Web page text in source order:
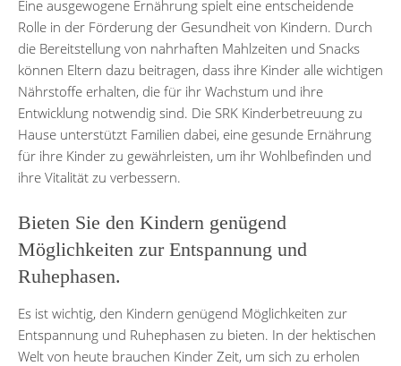
Eine ausgewogene Ernährung spielt eine entscheidende
Rolle in der Förderung der Gesundheit von Kindern. Durch
die Bereitstellung von nahrhaften Mahlzeiten und Snacks
können Eltern dazu beitragen, dass ihre Kinder alle wichtigen
Nährstoffe erhalten, die für ihr Wachstum und ihre
Entwicklung notwendig sind. Die SRK Kinderbetreuung zu
Hause unterstützt Familien dabei, eine gesunde Ernährung
für ihre Kinder zu gewährleisten, um ihr Wohlbefinden und
ihre Vitalität zu verbessern.
Bieten Sie den Kindern genügend
Möglichkeiten zur Entspannung und
Ruhephasen.
Es ist wichtig, den Kindern genügend Möglichkeiten zur
Entspannung und Ruhephasen zu bieten. In der hektischen
Welt von heute brauchen Kinder Zeit, um sich zu erholen